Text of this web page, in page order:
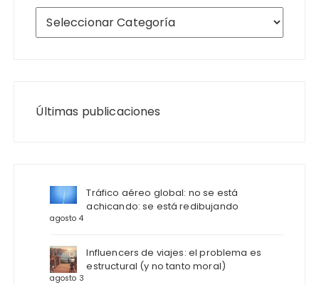
Últimas publicaciones
Tráfico aéreo global: no se está
achicando: se está redibujando
agosto 4
Influencers de viajes: el problema es
estructural (y no tanto moral)
agosto 3